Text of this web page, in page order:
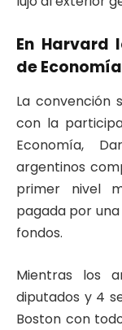
En Harvard
de Economía
La convención
con la
Economía,
argentinos
primer nivel
pagada por
fondos.
Mientras los
diputados y 4
Boston con